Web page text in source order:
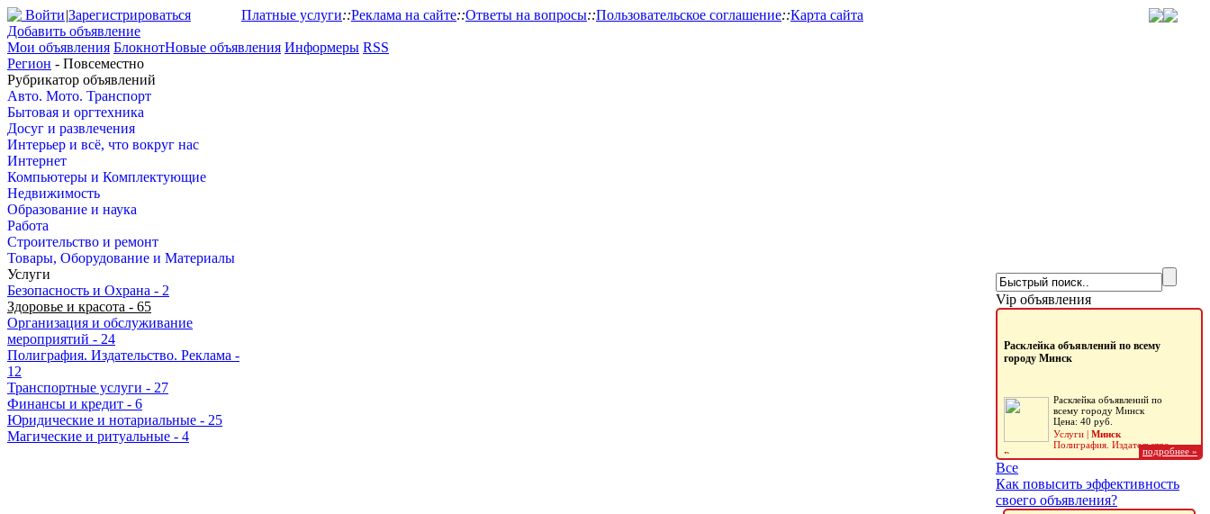
Войти|Зарегистрироваться Платные услуги::Реклама на сайте::Ответы на вопросы::Пользовательское соглашение::Карта сайта
Добавить объявление
Мои объявления БлокнотНовые объявления Информеры RSS
Регион - Повсеместно
Рубрикатор объявлений
Авто. Мото. Транспорт
Бытовая и оргтехника
Досуг и развлечения
Интерьер и всё, что вокруг нас
Интернет
Компьютеры и Комплектующие
Недвижимость
Образование и наука
Работа
Строительство и ремонт
Товары, Оборудование и Материалы
Услуги
Безопасность и Охрана - 2
Здоровье и красота - 65
Организация и обслуживание
мероприятий - 24
Полиграфия. Издательство. Реклама -
12
Транспортные услуги - 27
Финансы и кредит - 6
Юридические и нотариальные - 25
Магические и ритуальные - 4
Vip объявления
Расклейка объявлений по всему
городу Минск
Расклейка объявлений по
всему городу Минск
Цена: 40 руб.
Услуги | Минск
Полиграфия. Издательство.
Реклама
подробнее »
Расклейка объявлений в Минске
подробнее »
Все
Как повысить эффективность
своего объявления?